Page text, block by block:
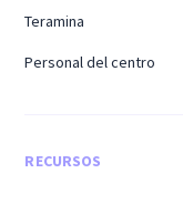
Teramina
Personal del centro
RECURSOS